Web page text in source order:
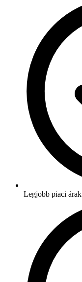
Legjobb piaci árak